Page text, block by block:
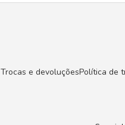
Trocas e devoluçõesPolítica de